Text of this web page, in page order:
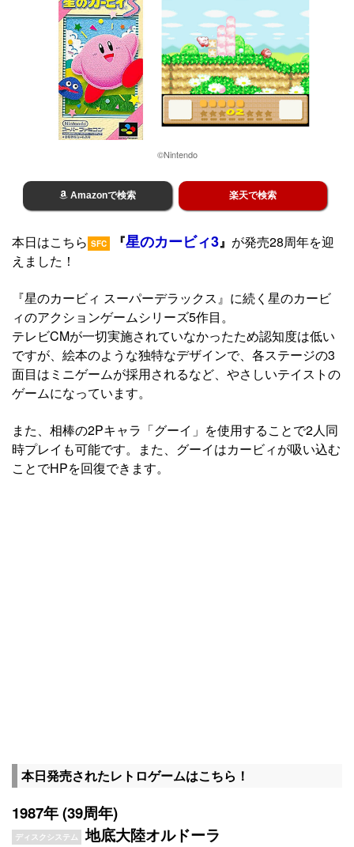
©Nintendo
Amazonで検索 楽天で検索
本日はこちら SFC 『星のカービィ3』 が発売28周年を迎
えました！
『星のカービィ スーパーデラックス』に続く星のカービ
ィのアクションゲームシリーズ5作目。
テレビCMが一切実施されていなかったため認知度は低い
ですが、絵本のような独特なデザインで、各ステージの3
面目はミニゲームが採用されるなど、やさしいテイストの
ゲームになっています。
また、相棒の2Pキャラ「グーイ」を使用することで2人同
時プレイも可能です。また、グーイはカービィが吸い込む
ことでHPを回復できます。
本日発売されたレトロゲームはこちら！
1987年 (39周年)
ディスクシステム 地底大陸オルドーラ